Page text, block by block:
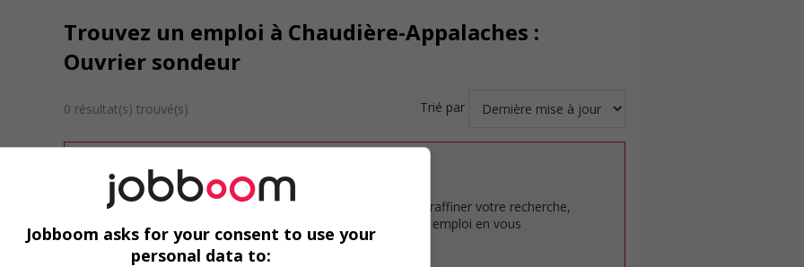
Trouvez un emploi à Chaudière-Appalaches :
Ouvrier sondeur
0 résultat(s) trouvé(s) Trié par
Désolé, cette recherche n'a produit aucun résultat.
Veuillez faire une nouvelle recherche.
Vous pouvez en tout temps utiliser nos outils pour raffiner votre recherche,
ou chercher un poste selon votre profil d'intérêt en emploi en vous
inscrivantcomme membre Jobboom.
Jobboom asks for your consent to use your
personal data to: